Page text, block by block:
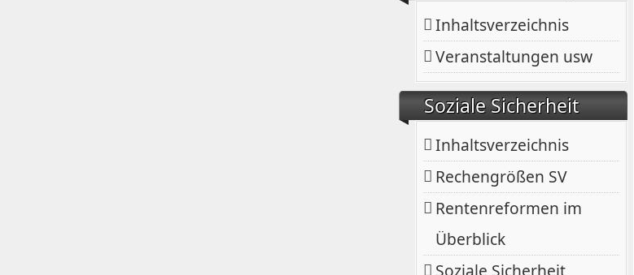
Inhaltsverzeichnis
Veranstaltungen usw
Soziale Sicherheit
Inhaltsverzeichnis
Rechengrößen SV
Rentenreformen im
Überblick
Soziale Sicherheit